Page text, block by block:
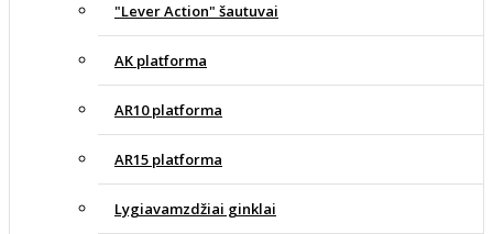
"Lever Action" šautuvai
AK platforma
AR10 platforma
AR15 platforma
Lygiavamzdžiai ginklai